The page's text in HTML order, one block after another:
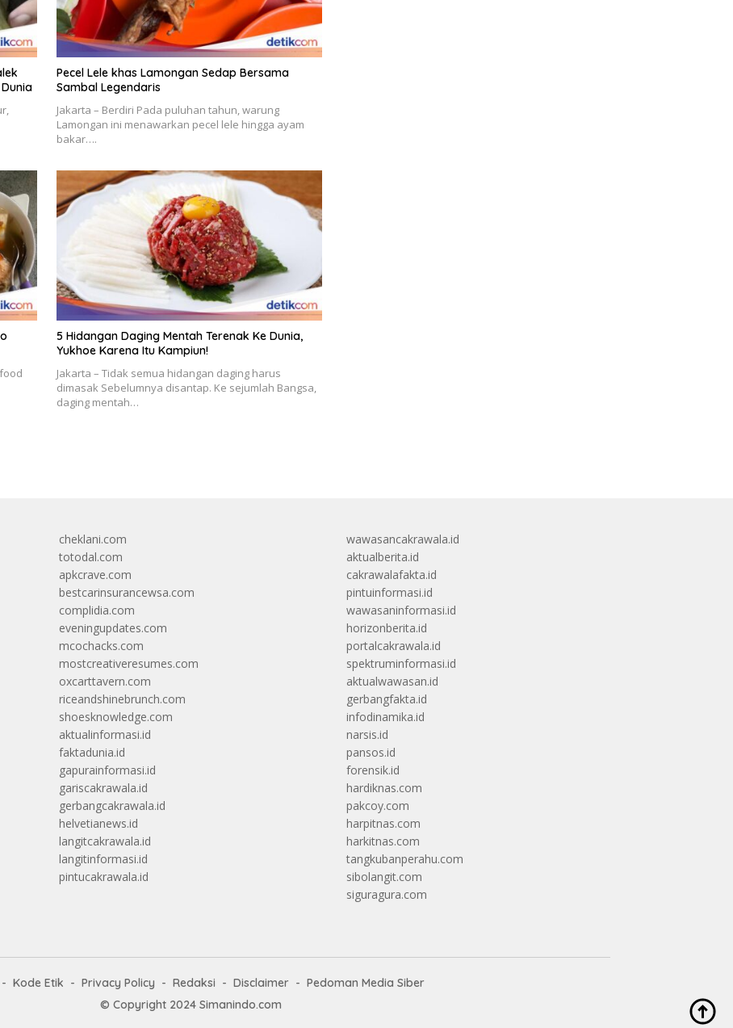
Pecel Lele khas Lamongan Sedap Bersama
Sambal Legendaris
Jakarta – Berdiri Pada puluhan tahun, warung
Lamongan ini menawarkan pecel lele hingga ayam
bakar….
5 Hidangan Daging Mentah Terenak Ke Dunia,
Yukhoe Karena Itu Kampiun!
Jakarta – Tidak semua hidangan daging harus
dimasak Sebelumnya disantap. Ke sejumlah Bangsa,
daging mentah…
cheklani.com
totodal.com
apkcrave.com
bestcarinsurancewsa.com
complidia.com
eveningupdates.com
mcochacks.com
mostcreativeresumes.com
oxcarttavern.com
riceandshinebrunch.com
shoesknowledge.com
aktualinformasi.id
faktadunia.id
gapurainformasi.id
gariscakrawala.id
gerbangcakrawala.id
helvetianews.id
langitcakrawala.id
langitinformasi.id
pintucakrawala.id
wawasancakrawala.id
aktualberita.id
cakrawalafakta.id
pintuinformasi.id
wawasaninformasi.id
horizonberita.id
portalcakrawala.id
spektruminformasi.id
aktualwawasan.id
gerbangfakta.id
infodinamika.id
narsis.id
pansos.id
forensik.id
hardiknas.com
pakcoy.com
harpitnas.com
harkitnas.com
tangkubanperahu.com
sibolangit.com
siguragura.com
Kode Etik Privacy Policy Redaksi Disclaimer
Pedoman Media Siber
© Copyright 2024 Simanindo.com